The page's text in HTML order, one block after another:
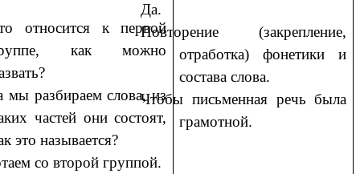
относится к первой
как можно
мы разбираем слова, из
частей они состоят,
это называется?
со второй группой.
Да.
Повторение (закрепление,
отработка) фонетики и
состава слова.
Чтобы письменная речь была
грамотной.